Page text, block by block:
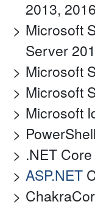
2013, 2016
Microsoft
Server
Microsoft
Microsoft
Microsoft
.NET
ASP.NET